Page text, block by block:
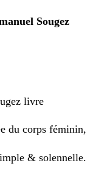
Sougez
livre
du corps féminin,
& solennelle.